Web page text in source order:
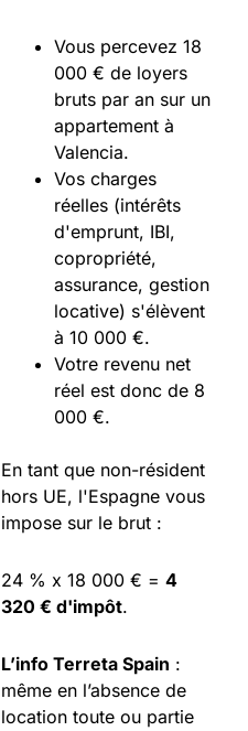
Vous percevez 18
000 € de loyers
bruts par an sur un
appartement à
Valencia.
Vos charges
réelles (intérêts
d'emprunt, IBI,
copropriété,
assurance, gestion
locative) s'élèvent
à 10 000 €.
Votre revenu net
réel est donc de 8
000 €.
En tant que non-résident
hors UE, l'Espagne vous
impose sur le brut :
24 % x 18 000 € = 4
320 € d'impôt.
L’info Terreta Spain :
même en l’absence de
location toute ou partie